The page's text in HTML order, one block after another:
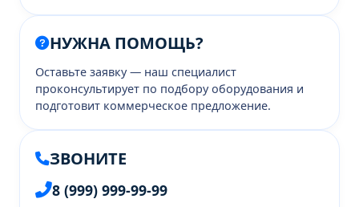
НУЖНА ПОМОЩЬ?
Оставьте заявку — наш специалист
проконсультирует по подбору оборудования и
подготовит коммерческое предложение.
ЗВОНИТЕ
8 (999) 999-99-99